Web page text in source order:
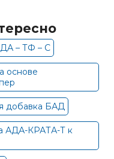
– ТФ – С
основе
добавка БАД
АДА-КРАТА-Т к